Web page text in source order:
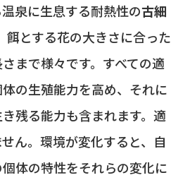
泉に生息する耐熱性の古細
餌とする花の大きさに合った
まで様々です。すべての適
の生殖能力を高め、それに
残る能力も含まれます。適
ん。環境が変化すると、自
体の特性をそれらの変化に